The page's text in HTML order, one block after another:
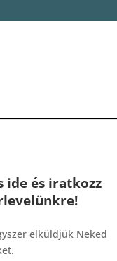
ide és iratkozz
elküldjük Neked